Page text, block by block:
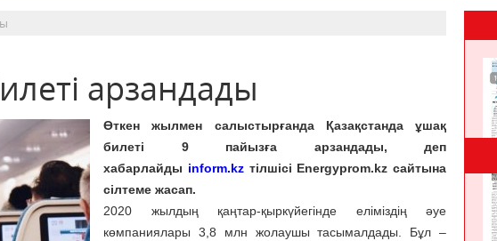
арзандады
Өткен жылмен салыстырғанда Қазақстанда ұшақ
билеті 9 пайызға арзандады, деп
хабарлайды inform.kzтілшісі Energyprom.kz сайтына
сілтеме жасап.
2020 жылдың қаңтар-қыркүйегінде еліміздің әуе
көмпаниялары 3,8 млн жолаушы тасымалдады. Бұл –